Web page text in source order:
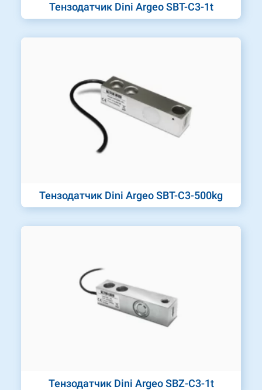
Тензодатчик Dini Argeo SBT-C3-1t
Тензодатчик Dini Argeo SBT-C3-500kg
Тензодатчик Dini Argeo SBZ-C3-1t